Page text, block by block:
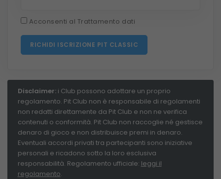
Acconsenti al Trattamento dati
Disclaimer:i Club possono adottare un proprio
regolamento. Pit Club non è responsabile di regolamenti
non redatti direttamente da Pit Club e non ne verifica
contenuti o conformità. Pit Club non raccoglie né gestisce
denaro di gioco e non distribuisce premi in denaro.
Eventuali accordi privati tra partecipanti sono iniziative
personali e ricadono sotto la loro esclusiva
responsabilità. Regolamento ufficiale: leggi il
regolamento.